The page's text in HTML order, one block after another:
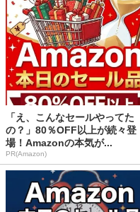
「え、こんなセールやってた
の？」80％OFF以上が続々登
場！Amazonの本気が...
PR(Amazon)